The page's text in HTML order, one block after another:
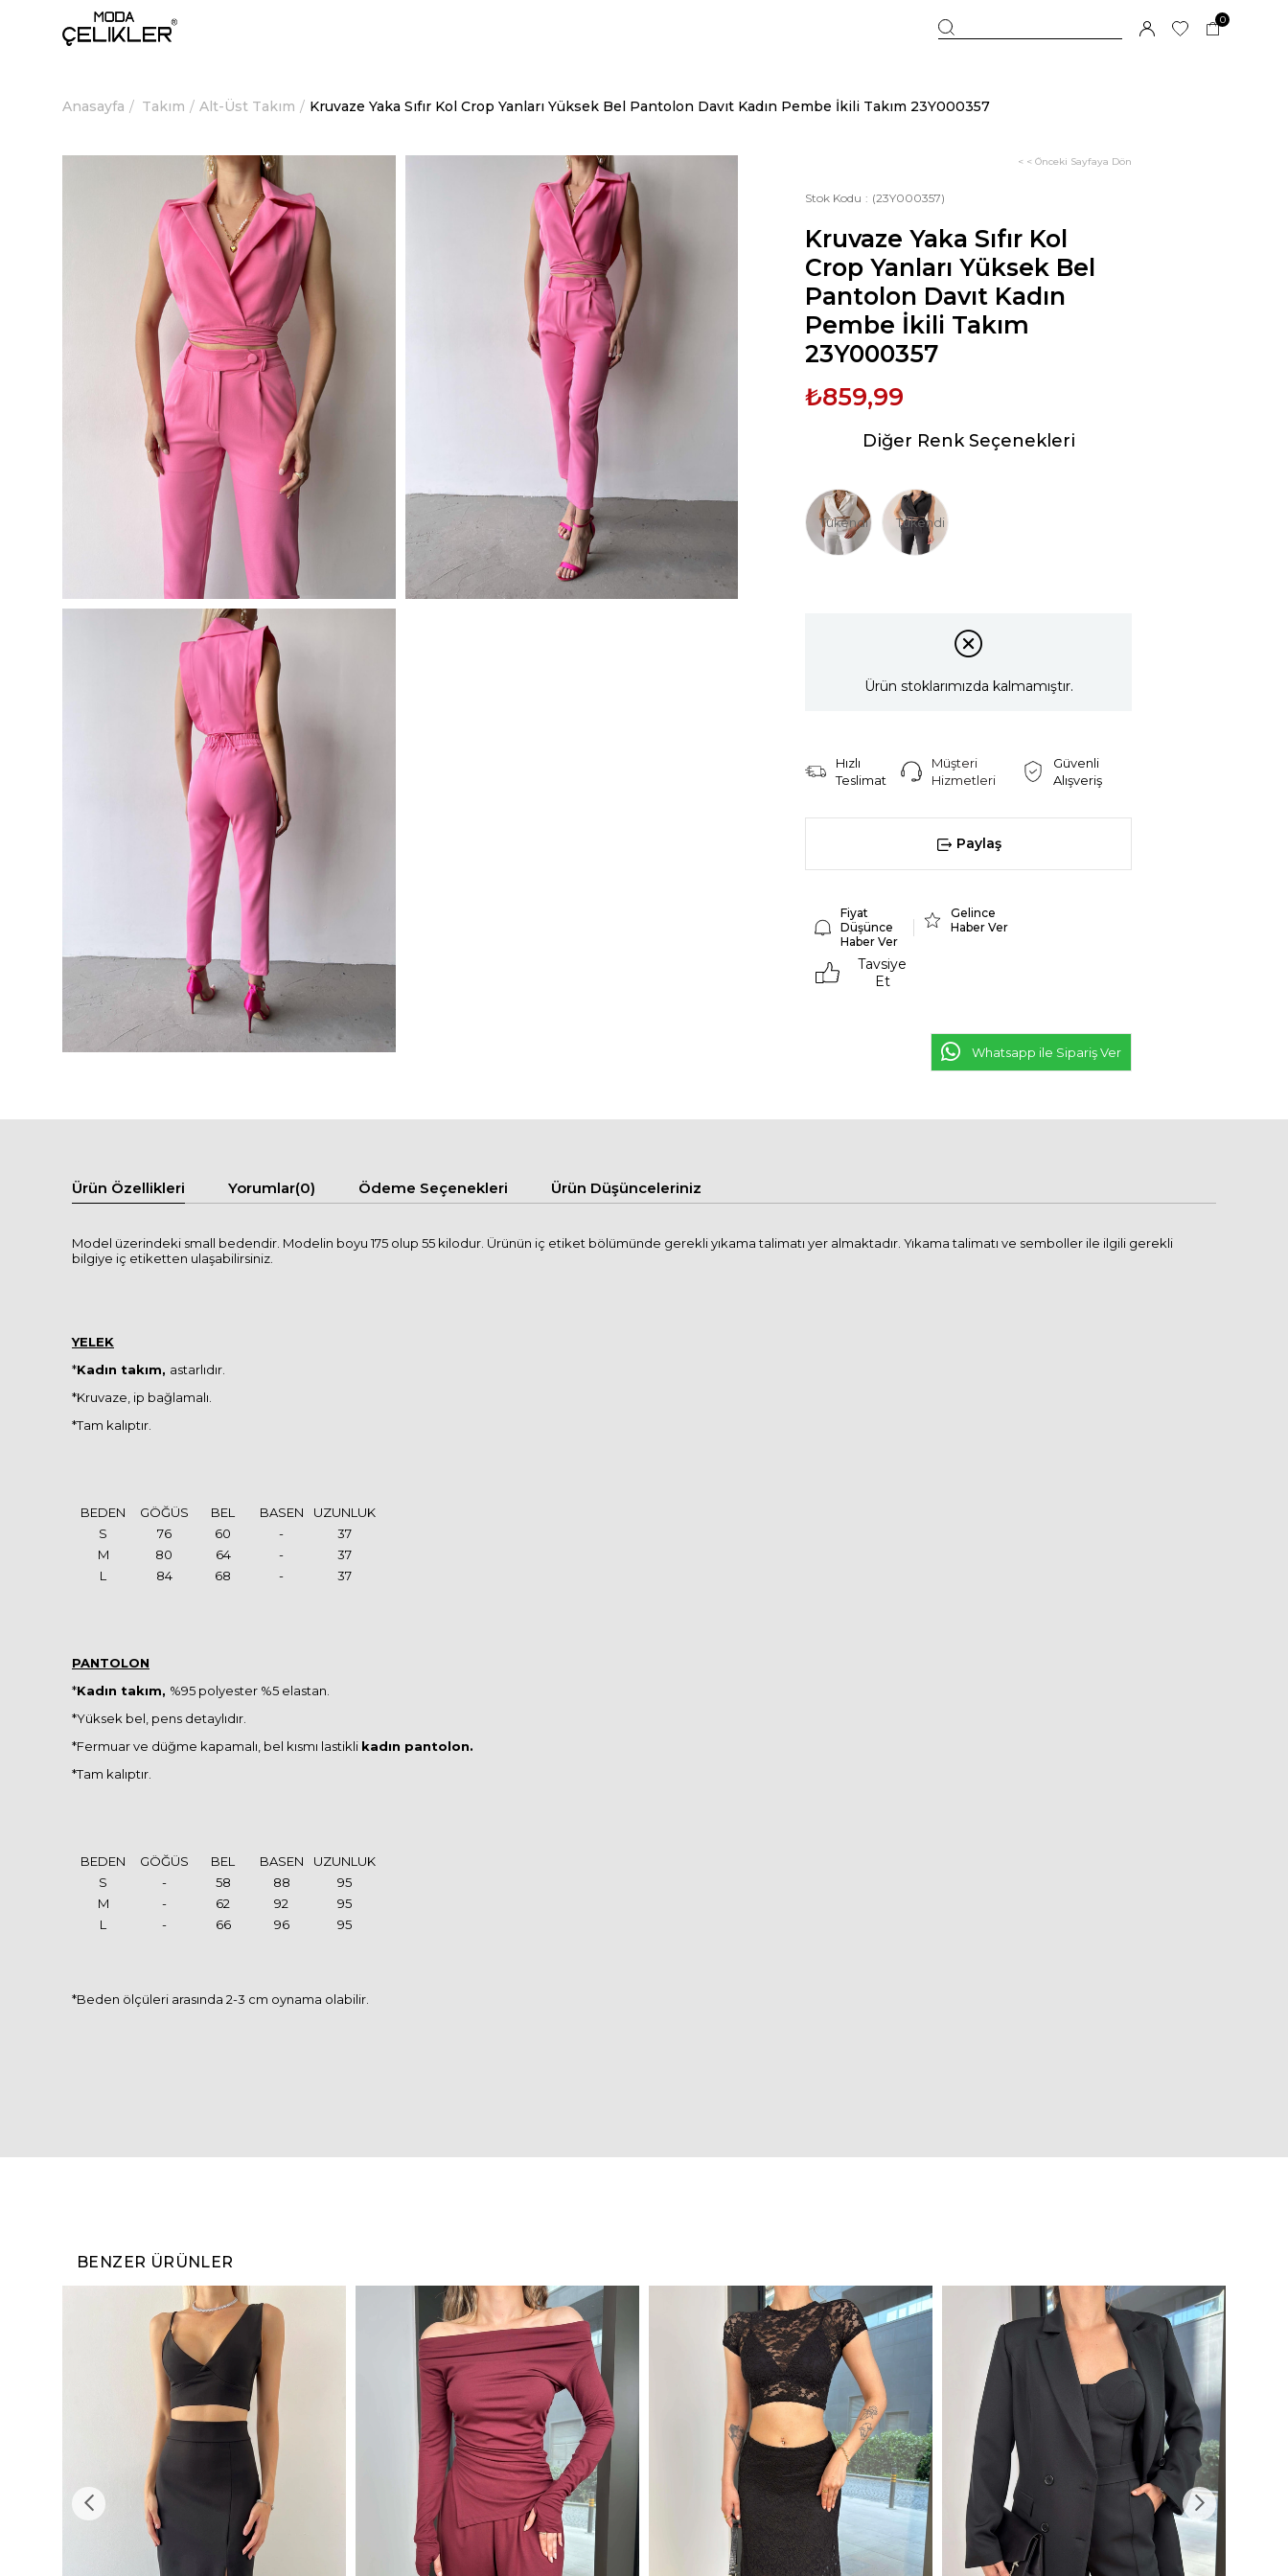
0
Anasayfa Takım Alt-Üst Takım Kruvaze Yaka Sıfır Kol Crop Yanları Yüksek Bel Pantolon Davıt Kadın Pembe İkili Takım 23Y000357
< < Önceki Sayfaya Dön
Stok Kodu (23Y000357)
Kruvaze Yaka Sıfır Kol
Crop Yanları Yüksek Bel
Pantolon Davıt Kadın
Pembe İkili Takım
23Y000357
₺859,99
Diğer Renk Seçenekleri
Tükendi Tükendi
Ürün stoklarımızda kalmamıştır.
Hızlı
Teslimat
Müşteri
Hizmetleri
Güvenli
Alışveriş
Paylaş
Fiyat
Düşünce
Haber Ver
Gelince
Haber Ver
Tavsiye
Et
Whatsapp ile Sipariş Ver
Ürün Özellikleri Yorumlar(0) Ödeme Seçenekleri Ürün Düşünceleriniz
Model üzerindeki small bedendir. Modelin boyu 175 olup 55 kilodur. Ürünün iç etiket bölümünde gerekli yıkama talimatı yer almaktadır. Yıkama talimatı ve semboller ile ilgili gerekli
bilgiye iç etiketten ulaşabilirsiniz.
YELEK
*Kadın takım, astarlıdır.
*Kruvaze, ip bağlamalı.
*Tam kalıptır.
BEDEN GÖĞÜS BEL BASEN
UZUNLUK
S
76 60 -
37
M
80 64 -
37
L
84 68 - 37
PANTOLON
*Kadın takım, %95 polyester %5 elastan.
*Yüksek bel, pens detaylıdır.
*Fermuar ve düğme kapamalı, bel kısmı lastikli kadın pantolon.
*Tam kalıptır.
BEDEN GÖĞÜS BEL BASEN
UZUNLUK
S
- 58 88
95
M
- 62 92
95
L
- 66 96 95
*Beden ölçüleri arasında 2-3 cm oynama olabilir.
BENZER ÜRÜNLER